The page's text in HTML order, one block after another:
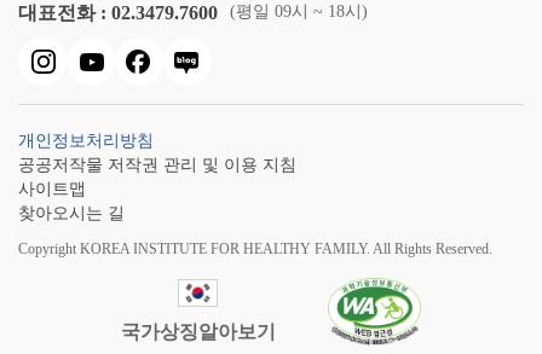
대표전화 : 02.3479.7600 (평일 09시 ~ 18시)
개인정보처리방침
공공저작물 저작권 관리 및 이용 지침
사이트맵
찾아오시는 길
Copyright KOREA INSTITUTE FOR HEALTHY FAMILY. All Rights Reserved.
국가상징알아보기